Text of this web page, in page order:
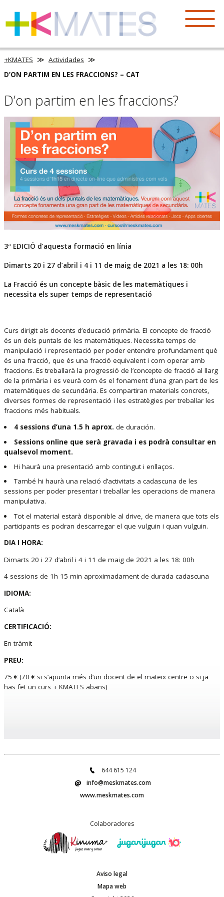
+KMATES
Actividades
D’ON PARTIM EN LES FRACCIONS? – CAT
D’on partim en les fraccions?
3ª EDICIÓ d’aquesta formació en línia
Dimarts 20 i 27 d’abril i 4 i 11 de maig de 2021 a les 18: 00h
La Fracció és un concepte bàsic de les matemàtiques i
necessita els super temps de representació
Curs dirigit als docents d’educació primària. El concepte de fracció
és un dels puntals de les matemàtiques. Necessita temps de
manipulació i representació per poder entendre profundament què
és una fracció, que és una fracció equivalent i com operar amb
fraccions. Es treballarà la progressió de l’concepte de fracció al llarg
de la primària i es veurà com és el fonament d’una gran part de les
matemàtiques de secundària. Es compartiran materials concrets,
diverses formes de representació i les estratègies per treballar les
fraccions més habituals.
4 sessions d’una 1.5 h aprox. de duración.
Sessions online que serà gravada i es podrà consultar en
qualsevol moment.
Hi haurà una presentació amb contingut i enllaços.
També hi haurà una relació d’activitats a cadascuna de les
sessions per poder presentar i treballar les operacions de manera
manipulativa.
Tot el material estarà disponible al drive, de manera que tots els
participants es podran descarregar el que vulguin i quan vulguin.
DIA I HORA:
Dimarts 20 i 27 d’abril i 4 i 11 de maig de 2021 a les 18: 00h
4 sessions de 1h 15 min aproximadament de durada cadascuna
IDIOMA:
Català
CERTIFICACIÓ:
En tràmit
PREU:
75 € (70 € si s’apunta més d’un docent de el mateix centre o si ja
has fet un curs + KMATES abans)
644 615 124
info@meskmates.com
www.meskmates.com
Colaboradores
Aviso legal
Mapa web